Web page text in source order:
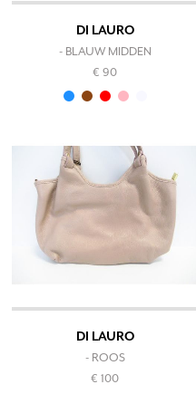
DI LAURO
- BLAUW MIDDEN
€ 90
DI LAURO
- ROOS
€ 100